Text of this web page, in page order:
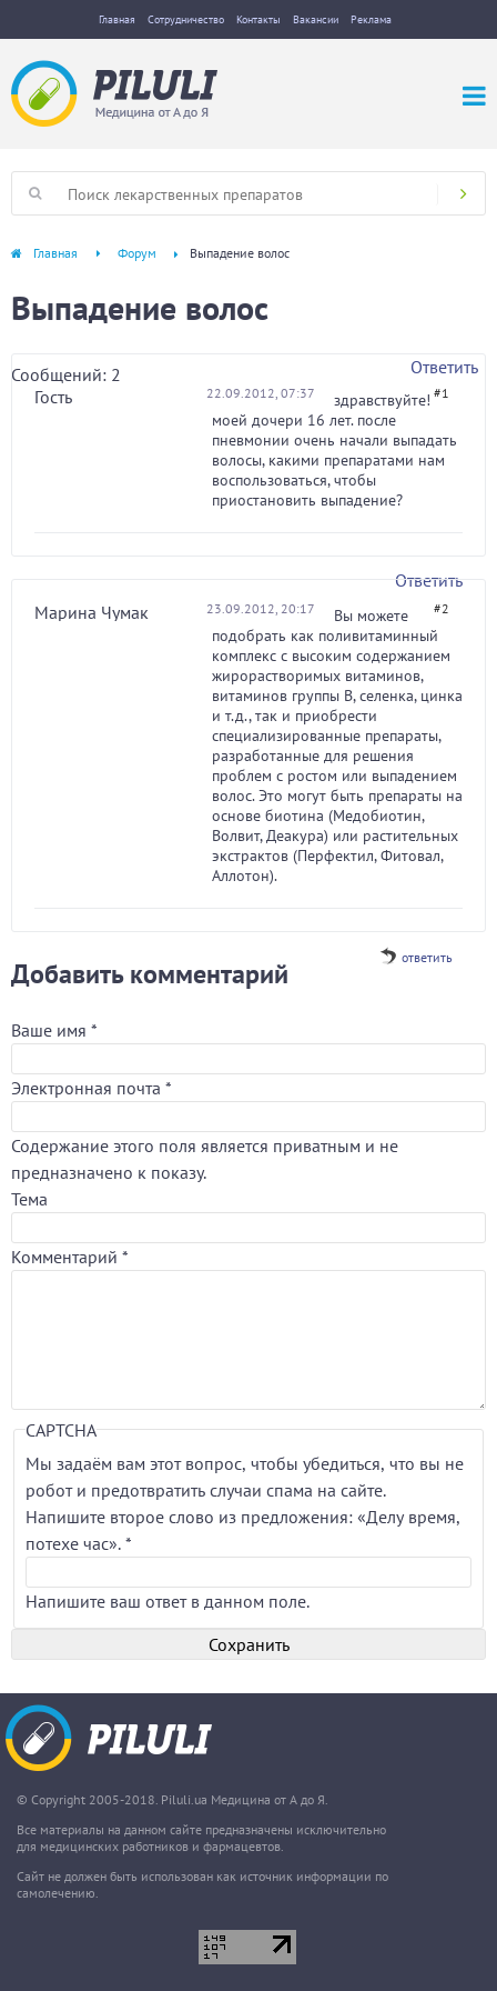
Главная Сотрудничество Контакты Вакансии Реклама
Главная Форум Выпадение волос
Выпадение волос
Сообщений: 2
Ответить
Гость
22.09.2012, 07:37 #1
здравствуйте!
моей дочери 16 лет. после
пневмонии очень начали выпадать
волосы, какими препаратами нам
воспользоваться, чтобы
приостановить выпадение?
Ответить
Марина Чумак
23.09.2012, 20:17 #2
Вы можете
подобрать как поливитаминный
комплекс с высоким содержанием
жирорастворимых витаминов,
витаминов группы В, селенка, цинка
и т.д., так и приобрести
специализированные препараты,
разработанные для решения
проблем с ростом или выпадением
волос. Это могут быть препараты на
основе биотина (Медобиотин,
Волвит, Деакура) или растительных
экстрактов (Перфектил, Фитовал,
Аллотон).
ответить
Добавить комментарий
Ваше имя *
Электронная почта *
Содержание этого поля является приватным и не
предназначено к показу.
Тема
Комментарий *
CAPTCHA
Мы задаём вам этот вопрос, чтобы убедиться, что вы не
робот и предотвратить случаи спама на сайте.
Напишите второе слово из предложения: «Делу время,
потехе час». *
Напишите ваш ответ в данном поле.
© Copyright 2005-2018. Piluli.ua Медицина от А до Я.
Все материалы на данном сайте предназначены исключительно
для медицинских работников и фармацевтов.
Сайт не должен быть использован как источник информации по
самолечению.